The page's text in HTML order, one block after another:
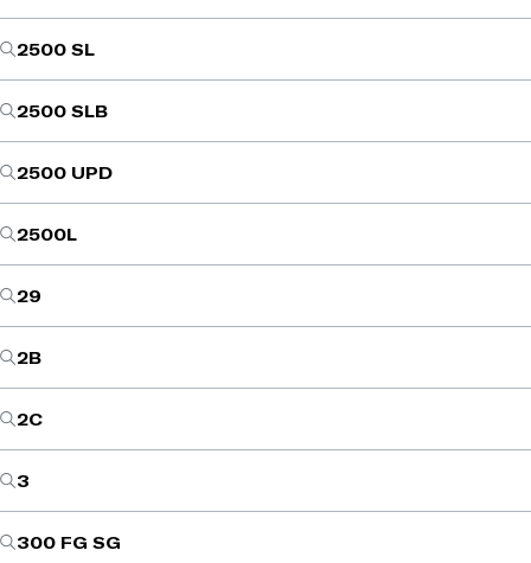
2500 SL
2500 SLB
2500 UPD
2500L
29
2B
2C
3
300 FG SG